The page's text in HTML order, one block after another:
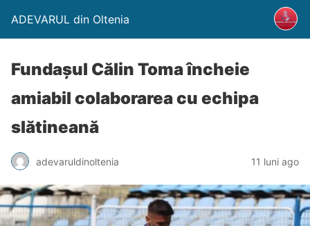
ADEVARUL din Oltenia
Fundașul Călin Toma încheie
amiabil colaborarea cu echipa
slătineană
adevaruldinoltenia 11 luni ago